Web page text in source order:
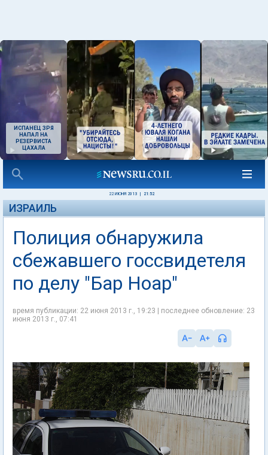
ИСПАНЕЦ ЗРЯ
НАПАЛ НА
РЕЗЕРВИСТА
ЦАХАЛА
22 ИЮНЯ 2013 21:52
ИЗРАИЛЬ
Полиция обнаружила
сбежавшего госсвидетеля
по делу "Бар Ноар"
время публикации: 22 июня 2013 г., 19:23 | последнее обновление: 23
июня 2013 г., 07:41